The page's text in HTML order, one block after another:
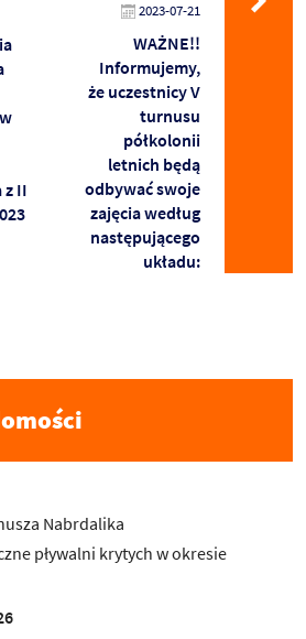
z II
2023-07-21
WAŻNE!!
Informujemy,
że uczestnicy V
turnusu
półkolonii
letnich będą
odbywać swoje
zajęcia według
następującego
układu:
Nabrdalika
pływalni krytych w okresie